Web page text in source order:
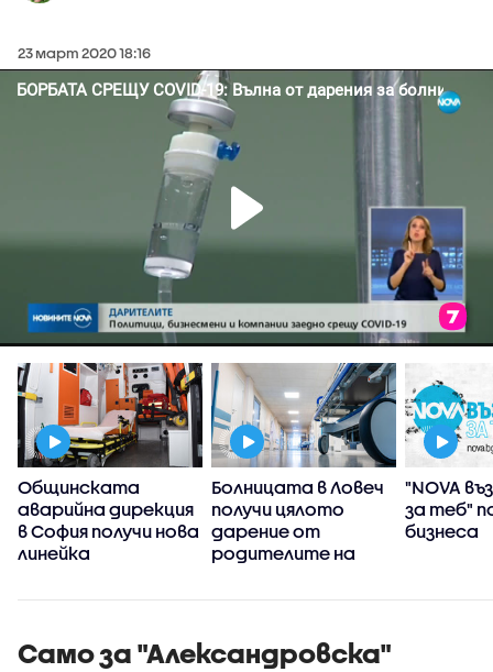
23 март 2020 18:16
Общинската
аварийна дирекция
в София получи нова
линейка
Болницата в Ловеч
получи цялото
дарение от
родителите на
"NOVA
за теб"
бизнеса
Само за "Александровска"